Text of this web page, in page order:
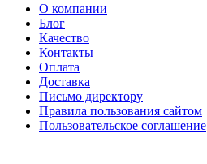
О компании
Блог
Качество
Контакты
Оплата
Доставка
Письмо директору
Правила пользования сайтом
Пользовательское соглашение